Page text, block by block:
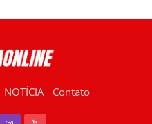
NOTÍCIA Contato